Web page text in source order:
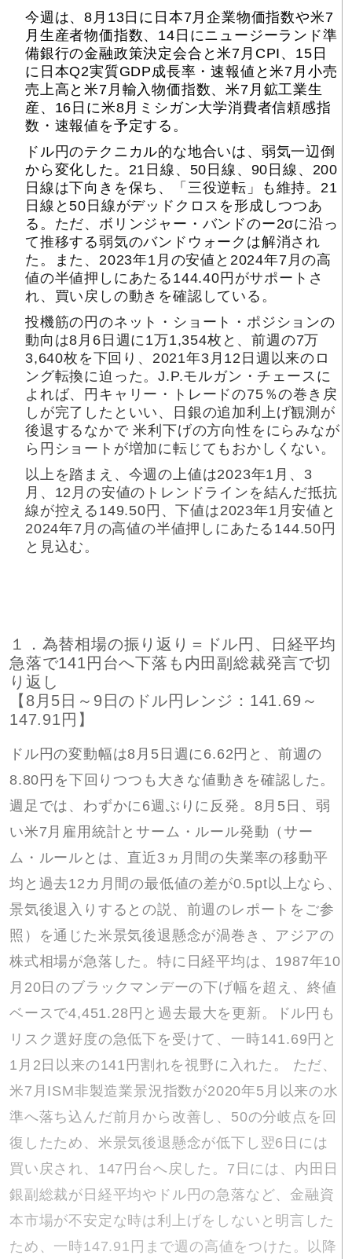
今週は、8月13日に日本7月企業物価指数や米7
月生産者物価指数、14日にニュージーランド準
備銀行の金融政策決定会合と米7月CPI、15日
に日本Q2実質GDP成長率・速報値と米7月小売
売上高と米7月輸入物価指数、米7月鉱工業生
産、16日に米8月ミシガン大学消費者信頼感指
数・速報値を予定する。
ドル円のテクニカル的な地合いは、弱気一辺倒
から変化した。21日線、50日線、90日線、200
日線は下向きを保ち、「三役逆転」も維持。21
日線と50日線がデッドクロスを形成しつつあ
る。ただ、ボリンジャー・バンドのー2σに沿っ
て推移する弱気のバンドウォークは解消され
た。また、2023年1月の安値と2024年7月の高
値の半値押しにあたる144.40円がサポートさ
れ、買い戻しの動きを確認している。
投機筋の円のネット・ショート・ポジションの
動向は8月6日週に1万1,354枚と、前週の7万
3,640枚を下回り、2021年3月12日週以来のロ
ング転換に迫った。J.P.モルガン・チェースに
よれば、円キャリー・トレードの75％の巻き戻
しが完了したといい、日銀の追加利上げ観測が
後退するなかで 米利下げの方向性をにらみなが
ら円ショートが増加に転じてもおかしくない。
以上を踏まえ、今週の上値は2023年1月、3
月、12月の安値のトレンドラインを結んだ抵抗
線が控える149.50円、下値は2023年1月安値と
2024年7月の高値の半値押しにあたる144.50円
と見込む。
１．為替相場の振り返り＝ドル円、日経平均
急落で141円台へ下落も内田副総裁発言で切
り返し
【8月5日～9日のドル円レンジ：141.69～
147.91円】
ドル円の変動幅は8月5日週に6.62円と、前週の
8.80円を下回りつつも大きな値動きを確認した。
週足では、わずかに6週ぶりに反発。8月5日、弱
い米7月雇用統計とサーム・ルール発動（サー
ム・ルールとは、直近3ヵ月間の失業率の移動平
均と過去12カ月間の最低値の差が0.5pt以上なら、
景気後退入りするとの説、前週の レポート をご参
照）を通じた米景気後退懸念が渦巻き、アジアの
株式相場が急落した。特に日経平均は、1987年10
月20日のブラックマンデーの下げ幅を超え、終値
ベースで4,451.28円と過去最大を更新。ドル円も
リスク選好度の急低下を受けて、一時141.69円と
1月2日以来の141円割れを視野に入れた。 ただ、
米7月ISM非製造業景況指数が2020年5月以来の水
準へ落ち込んだ前月から改善し、50の分岐点を回
復したため、米景気後退懸念が低下し翌6日には
買い戻され、147円台へ戻した。7日には、内田日
銀副総裁が日経平均やドル円の急落など、金融資
本市場が不安定な時は利上げをしないと明言した
ため、一時147.91円まで週の高値をつけた。以降